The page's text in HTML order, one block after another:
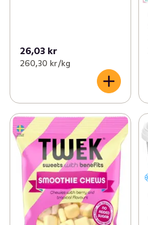
26,03 kr
260,30 kr /kg